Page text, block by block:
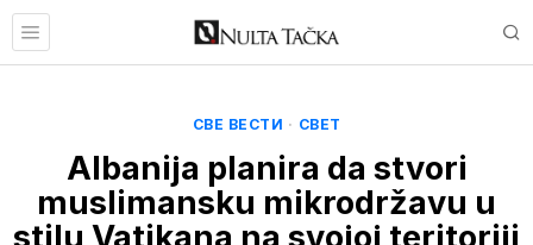
СВЕ ВЕСТИ · СВЕТ
Albanija planira da stvori
muslimansku mikrodržavu u